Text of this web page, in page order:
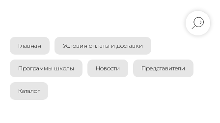
Главная Условия оплаты и доставки
Программы школы Новости Представители
Каталог